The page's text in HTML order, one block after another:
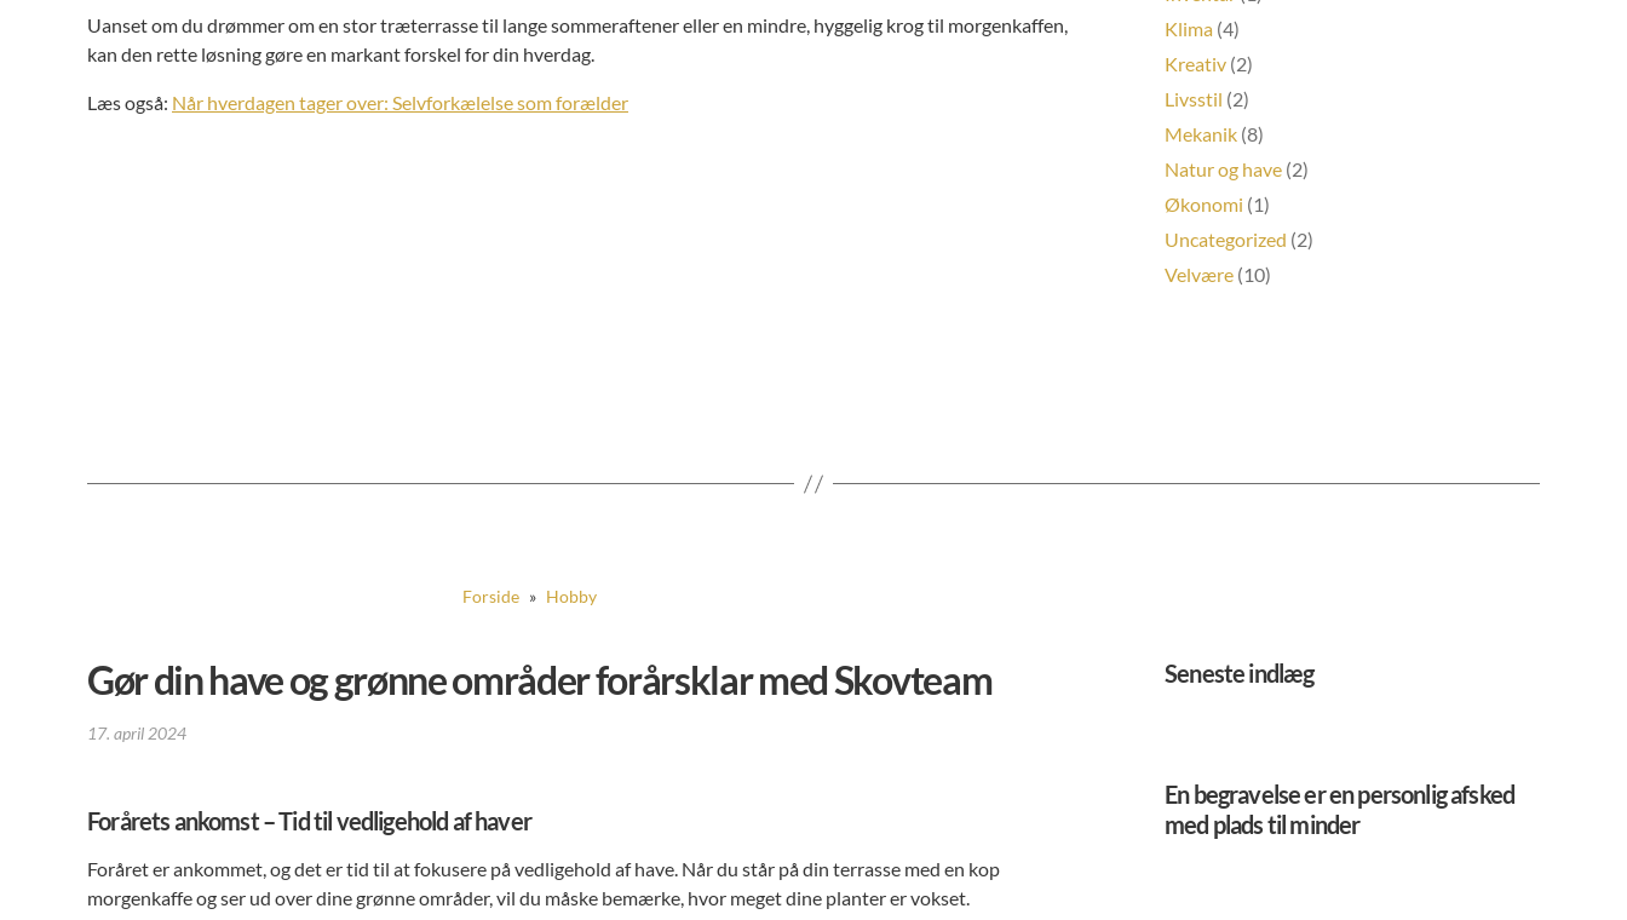
Uanset om du drømmer om en stor træterrasse til lange sommeraftener eller en mindre, hyggelig krog til morgenkaffen,
kan den rette løsning gøre en markant forskel for din hverdag.
Læs også: Når hverdagen tager over: Selvforkælelse som forælder
Klima (4)
Kreativ (2)
Livsstil (2)
Mekanik (8)
Natur og have (2)
Økonomi (1)
Uncategorized (2)
Velvære (10)
Forside » Hobby
Gør din have og grønne områder forårsklar med Skovteam
17. april 2024
Forårets ankomst – Tid til vedligehold af haver
Foråret er ankommet, og det er tid til at fokusere på vedligehold af have. Når du står på din terrasse med en kop
morgenkaffe og ser ud over dine grønne områder, vil du måske bemærke, hvor meget dine planter er vokset.
Seneste indlæg
En begravelse er en personlig afsked
med plads til minder